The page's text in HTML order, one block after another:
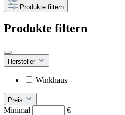
Produkte filtern
Produkte filtern
Hersteller
Winkhaus
Preis
Minimal
€